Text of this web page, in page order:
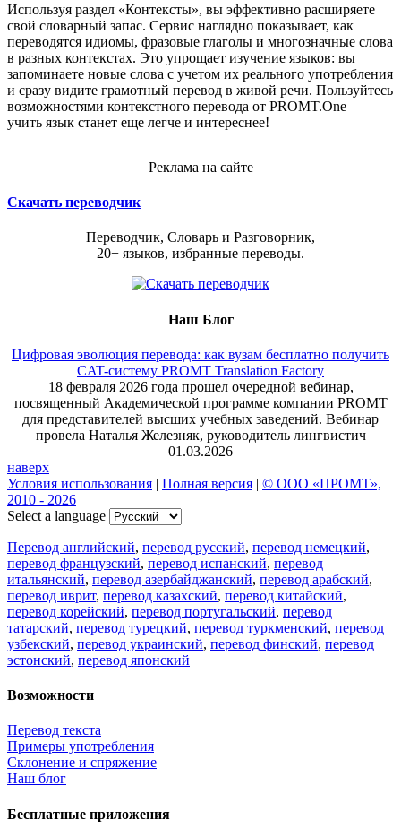
Используя раздел «Контексты», вы эффективно расширяете
свой словарный запас. Сервис наглядно показывает, как
переводятся идиомы, фразовые глаголы и многозначные слова
в разных контекстах. Это упрощает изучение языков: вы
запоминаете новые слова с учетом их реального употребления
и сразу видите грамотный перевод в живой речи. Пользуйтесь
возможностями контекстного перевода от PROMT.One –
учить язык станет еще легче и интереснее!
Реклама на сайте
Скачать переводчик
Переводчик, Словарь и Разговорник,
20+ языков, избранные переводы.
Наш Блог
Цифровая эволюция перевода: как вузам бесплатно получить
CAT-систему PROMT Translation Factory
18 февраля 2026 года прошел очередной вебинар,
посвященный Академической программе компании PROMT
для представителей высших учебных заведений. Вебинар
провела Наталья Железняк, руководитель лингвистич
01.03.2026
наверх
Условия использования | Полная версия | © ООО «ПРОМТ»,
2010 - 2026
Select a language
Перевод английский, перевод русский, перевод немецкий,
перевод французский, перевод испанский, перевод
итальянский, перевод азербайджанский, перевод арабский,
перевод иврит, перевод казахский, перевод китайский,
перевод корейский, перевод португальский, перевод
татарский, перевод турецкий, перевод туркменский, перевод
узбекский, перевод украинский, перевод финский, перевод
эстонский, перевод японский
Возможности
Перевод текста
Примеры употребления
Склонение и спряжение
Наш блог
Бесплатные приложения